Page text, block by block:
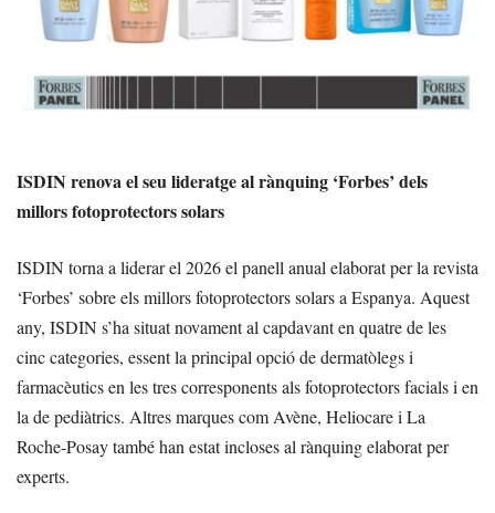
ISDIN renova el seu lideratge al rànquing ‘Forbes’ dels
millors fotoprotectors solars
ISDIN torna a liderar el 2026 el panell anual elaborat per la revista
‘Forbes’ sobre els millors fotoprotectors solars a Espanya. Aquest
any, ISDIN s’ha situat novament al capdavant en quatre de les
cinc categories, essent la principal opció de dermatòlegs i
farmacèutics en les tres corresponents als fotoprotectors facials i en
la de pediàtrics. Altres marques com Avène, Heliocare i La
Roche-Posay també han estat incloses al rànquing elaborat per
experts.